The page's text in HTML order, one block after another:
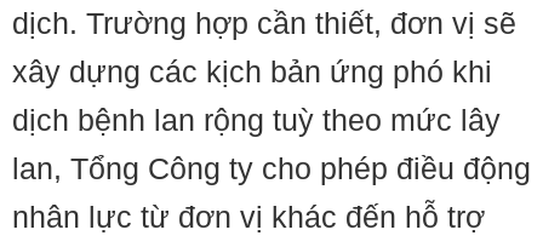
dịch. Trường hợp cần thiết, đơn vị sẽ
xây dựng các kịch bản ứng phó khi
dịch bệnh lan rộng tuỳ theo mức lây
lan, Tổng Công ty cho phép điều động
nhân lực từ đơn vị khác đến hỗ trợ